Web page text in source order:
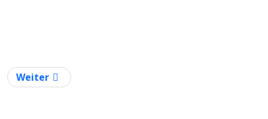
Nächster Beitrag: Roboterprogrammierung:
Weiter